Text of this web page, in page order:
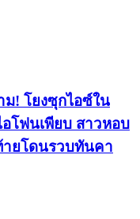
ม! โยงซุกไอซ์ใน
โฟนเพียบ สาวหอบ
ายโดนรวบทันคา